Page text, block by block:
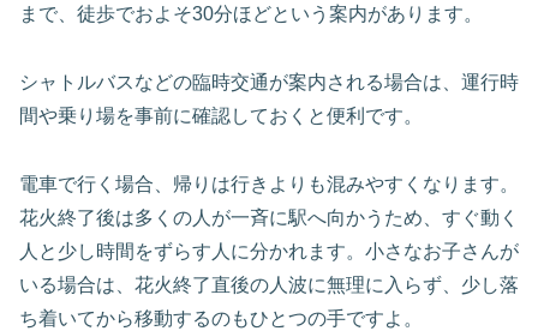
まで、徒歩でおよそ30分ほどという案内があります。
シャトルバスなどの臨時交通が案内される場合は、運行時
間や乗り場を事前に確認しておくと便利です。
電車で行く場合、帰りは行きよりも混みやすくなります。
花火終了後は多くの人が一斉に駅へ向かうため、すぐ動く
人と少し時間をずらす人に分かれます。小さなお子さんが
いる場合は、花火終了直後の人波に無理に入らず、少し落
ち着いてから移動するのもひとつの手ですよ。